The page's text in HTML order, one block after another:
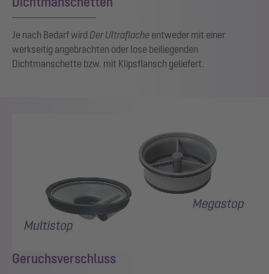
Je nach Bedarf wird Der Ultraflache entweder mit einer
werkseitig angebrachten oder lose beiliegenden
Dichtmanschette bzw. mit Klipsflansch geliefert.
Geruchsverschluss